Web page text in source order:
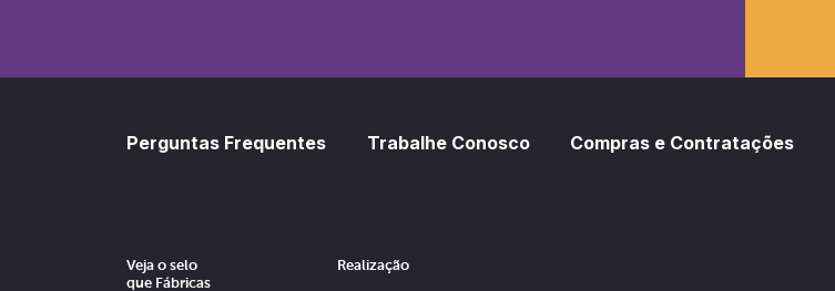
Perguntas Frequentes Trabalhe Conosco Compras e Contratações
Veja o selo
que Fábricas
Realização